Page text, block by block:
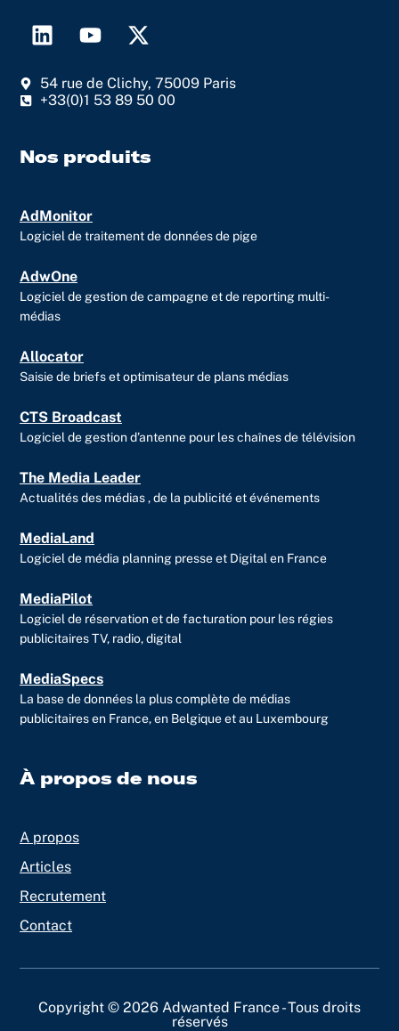
L
i
k
e
i
Y
o
t
u
e
X
-
w
i
t
54 rue de Clichy, 75009 Paris
+33(0)1 53 89 50 00
Nos produits
AdMonitor
Logiciel de traitement de données de pige
AdwOne
Logiciel de gestion de campagne et de reporting multi-
médias
Allocator
Saisie de briefs et optimisateur de plans médias
CTS Broadcast
Logiciel de gestion d’antenne pour les chaînes de télévision
The Media Leader
Actualités des médias , de la publicité et événements
MediaLand
Logiciel de média planning presse et Digital en France
MediaPilot
Logiciel de réservation et de facturation pour les régies
publicitaires TV, radio, digital
MediaSpecs
La base de données la plus complète de médias
publicitaires en France, en Belgique et au Luxembourg
À propos de nous
A propos
Articles
Recrutement
Contact
Copyright © 2026 Adwanted France - Tous droits
réservés